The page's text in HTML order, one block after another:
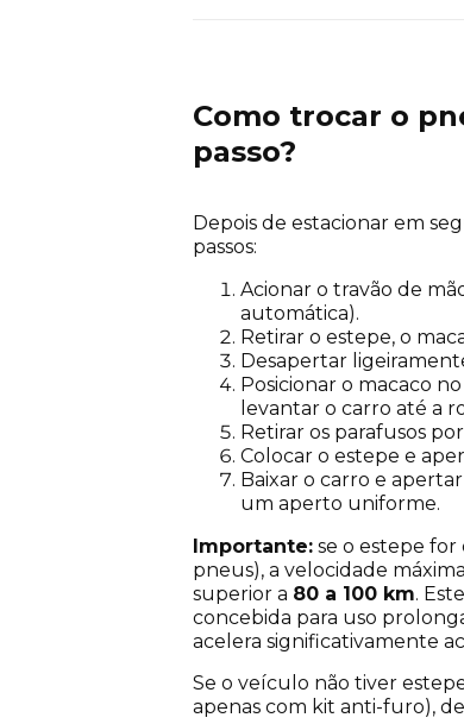
Como trocar o
passo?
Depois de estacionar em
passos:
Acionar o travão de
automática).
Retirar o estepe, o
Desapertar
Posicionar o macaco
levantar o carro até a
Retirar os parafusos
Colocar o estepe e
Baixar o carro e
um aperto uniforme.
Importante: se o estepe
pneus), a velocidade
superior a 80 a 100 km.
concebida para uso
acelera significativamente
Se o veículo não tiver
apenas com kit anti-furo),